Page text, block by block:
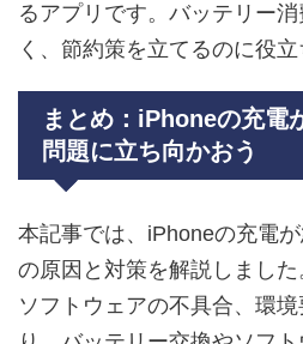
るアプリです。バッテリー
く、節約策を立てるのに役立
まとめ：iPhoneの充電
問題に立ち向かおう
本記事では、iPhoneの充電
の原因と対策を解説しまし
ソフトウェアの不具合、環